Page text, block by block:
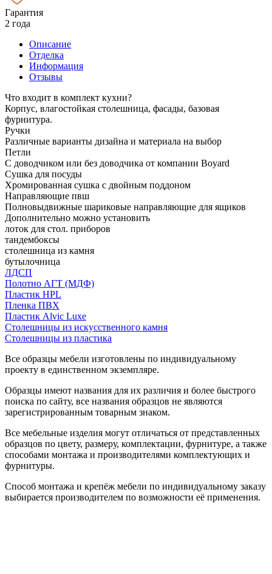
Гарантия
2 года
Описание
Отделка
Информация
Отзывы
Что входит в комплект кухни?
Корпус, влагостойкая столешница, фасады, базовая
фурнитура.
Ручки
Различные варианты дизайна и материала на выбор
Петли
С доводчиком или без доводчика от компании Boyard
Сушка для посуды
Хромированная сушка с двойным поддоном
Направляющие пвш
Полновыдвижные шариковые направляющие для ящиков
Дополнительно можно установить
лоток для стол. приборов
тандембоксы
столешница из камня
бутылочница
ЛДСП
Полотно АГТ (МДФ)
Пластик HPL
Пленка ПВХ
Пластик Alvic Luxe
Столешницы из искусственного камня
Столешницы из пластика
Все образцы мебели изготовлены по индивидуальному
проекту в единственном экземпляре.
Образцы имеют названия для их различия и более быстрого
поиска по сайту, все названия образцов не являются
зарегистрированным товарным знаком.
Все мебельные изделия могут отличаться от представленных
образцов по цвету, размеру, комплектации, фурнитуре, а также
способами монтажа и производителями комплектующих и
фурнитуры.
Способ монтажа и крепёж мебели по индивидуальному заказу
выбирается производителем по возможности её применения.